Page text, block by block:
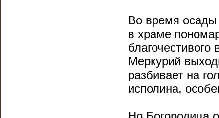
Во время
в храме
Меркурий
разбивает на
исполина,